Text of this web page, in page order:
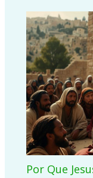
Por Que